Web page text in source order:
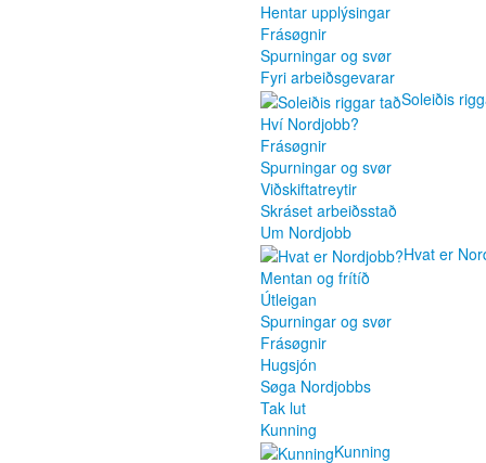
Hentar upplýsingar
Frásøgnir
Spurningar og svør
Fyri arbeiðsgevarar
Soleiðis
Hví Nordjobb?
Frásøgnir
Spurningar og svør
Viðskiftatreytir
Skráset arbeiðsstað
Um Nordjobb
Hvat er
Mentan og frítíð
Útleigan
Spurningar og svør
Frásøgnir
Hugsjón
Søga Nordjobbs
Tak lut
Kunning
Kunning